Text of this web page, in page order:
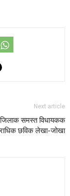
Next article
समस्त विधायकक
छविक लेखा-जोखा